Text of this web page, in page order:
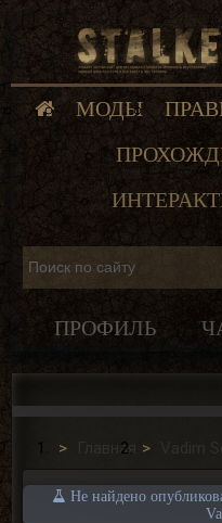
МОДЫ
ПРОФИЛЬ
Главная Vadim
Не найдено